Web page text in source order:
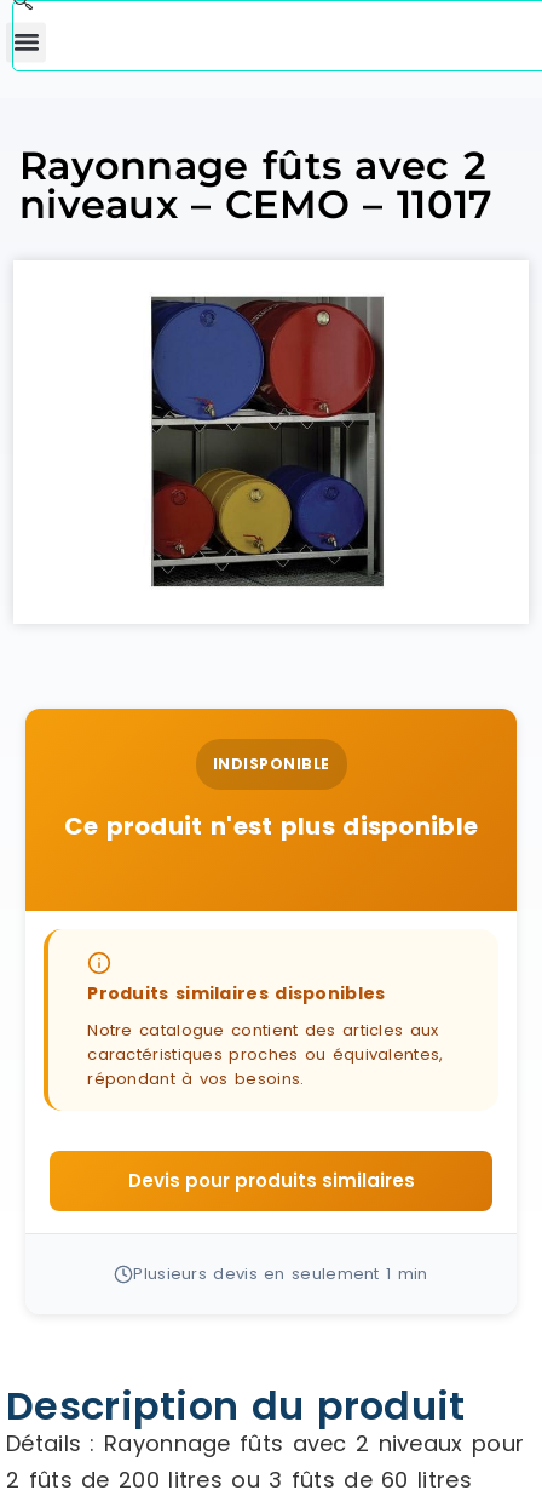
Rayonnage fûts avec 2
niveaux – CEMO – 11017
INDISPONIBLE
Ce produit n'est plus disponible
Produits similaires disponibles
Notre catalogue contient des articles aux
caractéristiques proches ou équivalentes,
répondant à vos besoins.
Devis pour produits similaires
Plusieurs devis en seulement 1 min
Description du produit
Détails : Rayonnage fûts avec 2 niveaux pour
2 fûts de 200 litres ou 3 fûts de 60 litres